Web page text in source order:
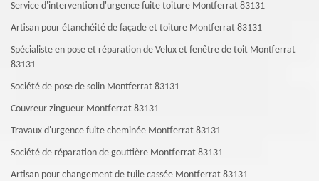
Service d'intervention d'urgence fuite toiture Montferrat 83131
Artisan pour étanchéité de façade et toiture Montferrat 83131
Spécialiste en pose et réparation de Velux et fenêtre de toit Montferrat
83131
Société de pose de solin Montferrat 83131
Couvreur zingueur Montferrat 83131
Travaux d'urgence fuite cheminée Montferrat 83131
Société de réparation de gouttière Montferrat 83131
Artisan pour changement de tuile cassée Montferrat 83131